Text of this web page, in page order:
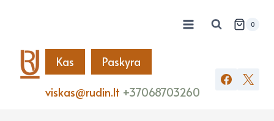
0
Kas Paskyra
viskas@rudin.lt +37068703260